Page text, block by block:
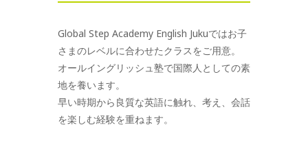
Global Step Academy English Jukuではお子
さまのレベルに合わせたクラスをご用意。
オールイングリッシュ塾で国際人としての素
地を養います。
早い時期から良質な英語に触れ、考え、会話
を楽しむ経験を重ねます。